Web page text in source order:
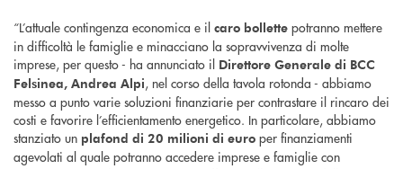
“L’attuale contingenza economica e il caro bollette potranno mettere
in difficoltà le famiglie e minacciano la sopravvivenza di molte
imprese, per questo - ha annunciato il Direttore Generale di BCC
Felsinea, Andrea Alpi, nel corso della tavola rotonda - abbiamo
messo a punto varie soluzioni finanziarie per contrastare il rincaro dei
costi e favorire l’efficientamento energetico. In particolare, abbiamo
stanziato un plafond di 20 milioni di euro per finanziamenti
agevolati al quale potranno accedere imprese e famiglie con